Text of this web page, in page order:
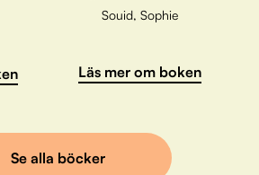
Souid, Sophie
Läs mer om boken
Se alla böcker